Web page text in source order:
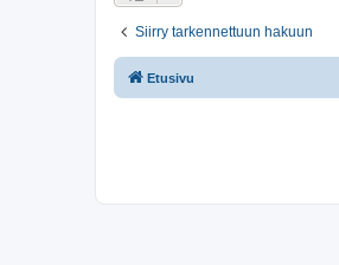
Siirry tarkennettuun hakuun
Etusivu